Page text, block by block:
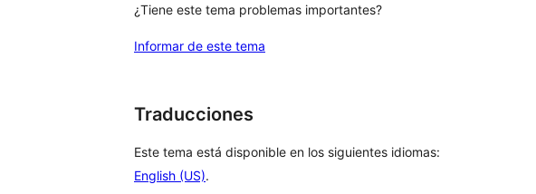
¿Tiene este tema problemas importantes?
Informar de este tema
Traducciones
Este tema está disponible en los siguientes idiomas:
English (US).